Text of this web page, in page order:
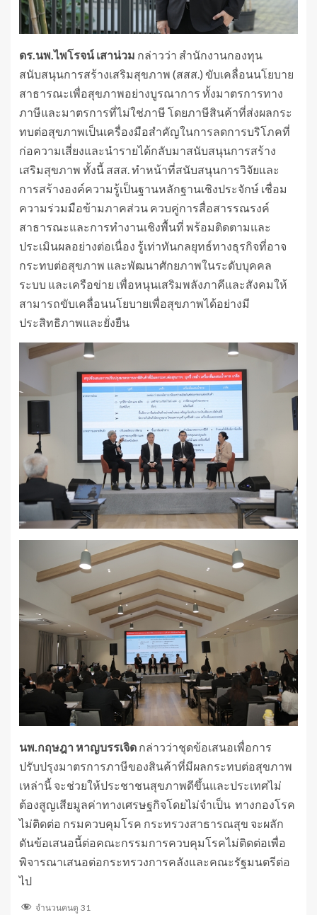
ดร.นพ.ไพโรจน์ เสาน่วม กล่าวว่า สำนักงานกองทุน
สนับสนุนการสร้างเสริมสุขภาพ (สสส.) ขับเคลื่อนนโยบาย
สาธารณะเพื่อสุขภาพอย่างบูรณาการ ทั้งมาตรการทาง
ภาษีและมาตรการที่ไม่ใช่ภาษี โดยภาษีสินค้าที่ส่งผลกระ
ทบต่อสุขภาพเป็นเครื่องมือสำคัญในการลดการบริโภคที่
ก่อความเสี่ยงและนำรายได้กลับมาสนับสนุนการสร้าง
เสริมสุขภาพ ทั้งนี้ สสส. ทำหน้าที่สนับสนุนการวิจัยและ
การสร้างองค์ความรู้เป็นฐานหลักฐานเชิงประจักษ์ เชื่อม
ความร่วมมือข้ามภาคส่วน ควบคู่การสื่อสารรณรงค์
สาธารณะและการทำงานเชิงพื้นที่ พร้อมติดตามและ
ประเมินผลอย่างต่อเนื่อง รู้เท่าทันกลยุทธ์ทางธุรกิจที่อาจ
กระทบต่อสุขภาพ และพัฒนาศักยภาพในระดับบุคคล
ระบบ และเครือข่าย เพื่อหนุนเสริมพลังภาคีและสังคมให้
สามารถขับเคลื่อนนโยบายเพื่อสุขภาพได้อย่างมี
ประสิทธิภาพและยั่งยืน
นพ.กฤษฎา หาญบรรเจิด กล่าวว่าชุดข้อเสนอเพื่อการ
ปรับปรุงมาตรการภาษีของสินค้าที่มีผลกระทบต่อสุขภาพ
เหล่านี้ จะช่วยให้ประชาชนสุขภาพดีขึ้นและประเทศไม่
ต้องสูญเสียมูลค่าทางเศรษฐกิจโดยไม่จำเป็น ทางกองโรค
ไม่ติดต่อ กรมควบคุมโรค กระทรวงสาธารณสุข จะผลัก
ดันข้อเสนอนี้ต่อคณะกรรมการควบคุมโรคไม่ติดต่อเพื่อ
พิจารณาเสนอต่อกระทรวงการคลังและคณะรัฐมนตรีต่อ
ไป
จำนวนคนดู 31